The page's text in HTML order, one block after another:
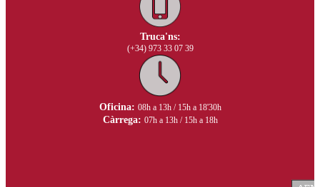
Truca'ns:
(+34) 973 33 07 39
Oficina: 08h a 13h / 15h a 18'30h
Càrrega: 07h a 13h / 15h a 18h